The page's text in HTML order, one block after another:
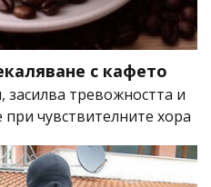
с кафето
тревожността и
чувствителните хора